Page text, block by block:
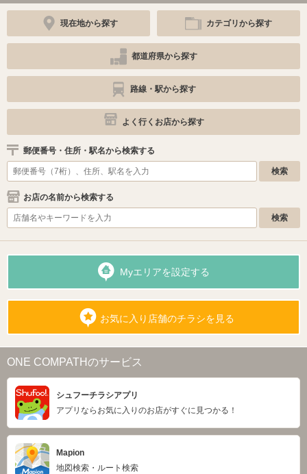
現在地から探す カテゴリから探す
都道府県から探す
路線・駅から探す
よく行くお店から探す
郵便番号・住所・駅名から検索する
お店の名前から検索する
Myエリアを設定する
お気に入り店舗のチラシを見る
ONE COMPATHのサービス
シュフーチラシアプリ
アプリならお気に入りのお店がすぐに見つかる！
Mapion
地図検索・ルート検索